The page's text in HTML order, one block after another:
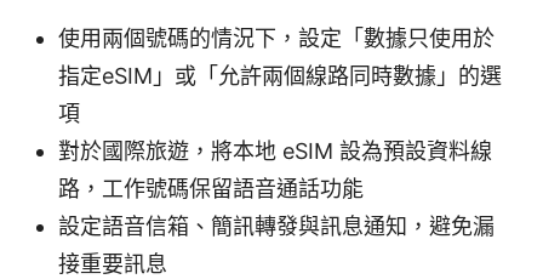
使用兩個號碼的情況下，設定「數據只使用於
指定eSIM」或「允許兩個線路同時數據」的選
項
對於國際旅遊，將本地 eSIM 設為預設資料線
路，工作號碼保留語音通話功能
設定語音信箱、簡訊轉發與訊息通知，避免漏
接重要訊息